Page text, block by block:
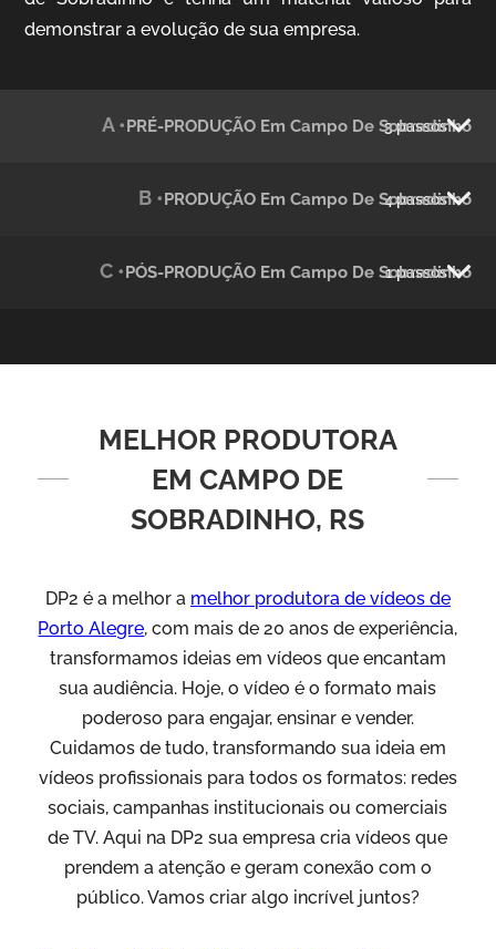
Green Process
demonstrar a evolução de sua empresa.
A •PRÉ-PRODUÇÃO Em Campo De Sobradinho
3 passos
B •PRODUÇÃO Em Campo De Sobradinho
4 passos
C •PÓS-PRODUÇÃO Em Campo De Sobradinho
1 passos
MELHOR PRODUTORA
EM CAMPO DE
SOBRADINHO, RS
DP2 é a melhor a melhor produtora de vídeos de
Porto Alegre, com mais de 20 anos de experiência,
transformamos ideias em vídeos que encantam
sua audiência. Hoje, o vídeo é o formato mais
poderoso para engajar, ensinar e vender.
Cuidamos de tudo, transformando sua ideia em
vídeos profissionais para todos os formatos: redes
sociais, campanhas institucionais ou comerciais
de TV. Aqui na DP2 sua empresa cria vídeos que
prendem a atenção e geram conexão com o
público. Vamos criar algo incrível juntos?